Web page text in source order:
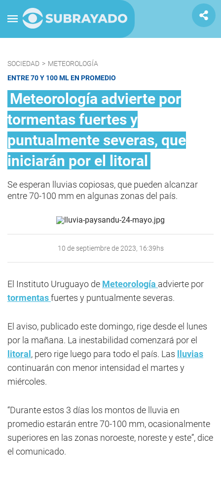
SOCIEDAD > METEOROLOGÍA
ENTRE 70 Y 100 ML EN PROMEDIO
Meteorología advierte por
tormentas fuertes y
puntualmente severas, que
iniciarán por el litoral
Se esperan lluvias copiosas, que pueden alcanzar
entre 70-100 mm en algunas zonas del país.
10 de septiembre de 2023, 16:39hs
El Instituto Uruguayo de Meteorología advierte por
tormentasfuertes y puntualmente severas.
El aviso, publicado este domingo, rige desde el lunes
por la mañana. La inestabilidad comenzará por el
litoral , pero rige luego para todo el país. Las
lluvias
continuarán con menor intensidad el martes y
miércoles.
“Durante estos 3 días los montos de lluvia en
promedio estarán entre 70-100 mm, ocasionalmente
superiores en las zonas noroeste, noreste y este”, dice
el comunicado.